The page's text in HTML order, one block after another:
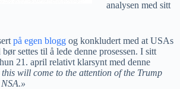
analysen med sitt
på egen blogg og konkludert med at USAs
settes til å lede denne prosessen. I sitt
21. april relativt klarsynt med denne
will come to the attention of the Trump
»